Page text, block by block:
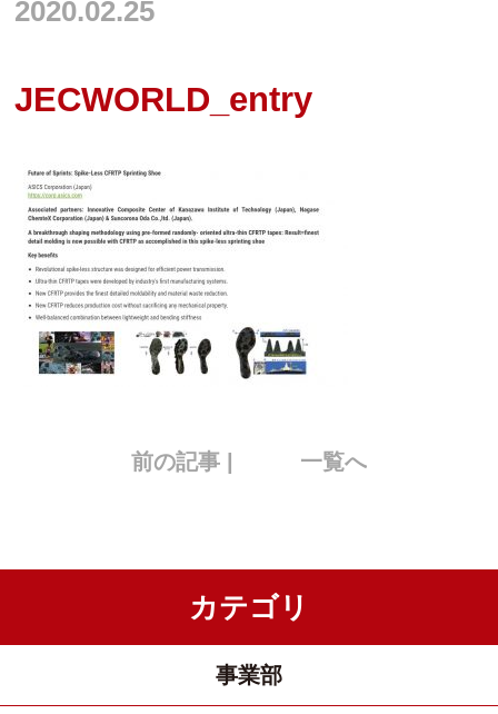
2020.02.25
JECWORLD_entry
前の記事 | 一覧へ
カテゴリ
事業部